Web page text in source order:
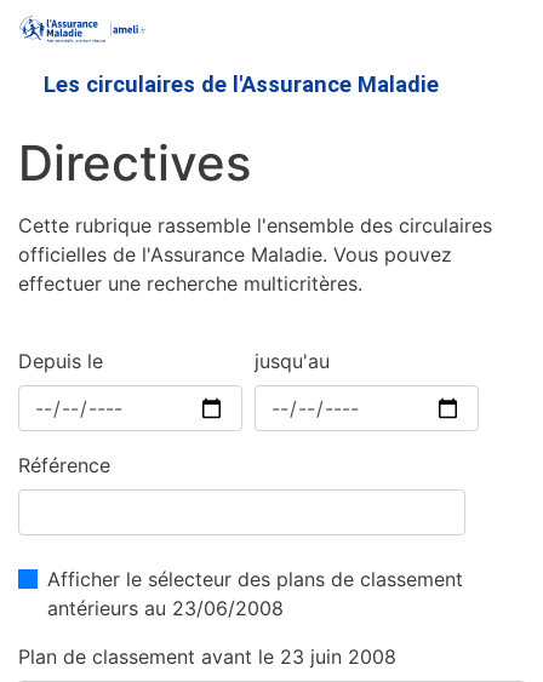
contenu
Les circulaires de l'Assurance Maladie
Directives
Cette rubrique rassemble l'ensemble des circulaires
officielles de l'Assurance Maladie. Vous pouvez
effectuer une recherche multicritères.
Depuis le jusqu'au
Référence
Afficher le sélecteur des plans de classement
antérieurs au 23/06/2008
Plan de classement avant le 23 juin 2008